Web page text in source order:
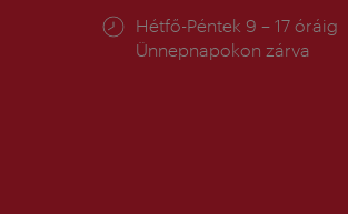
Nyitva
tartás:
Hétfő-Péntek 9 – 17 óráig
Ünnepnapokon zárva